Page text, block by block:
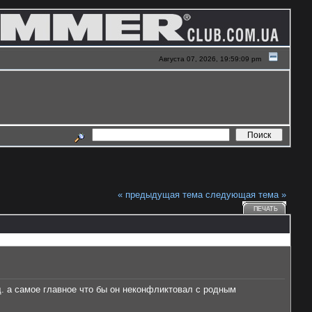
Августа 07, 2026, 19:59:09 pm
« предыдущая тема следующая тема »
ПЕЧАТЬ
а самое главное что бы он неконфликтовал с родным